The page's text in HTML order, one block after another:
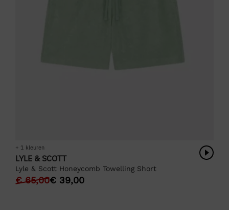
+ 1 kleuren
LYLE & SCOTT
Lyle & Scott Honeycomb Towelling Short
€65,00€ 39,00